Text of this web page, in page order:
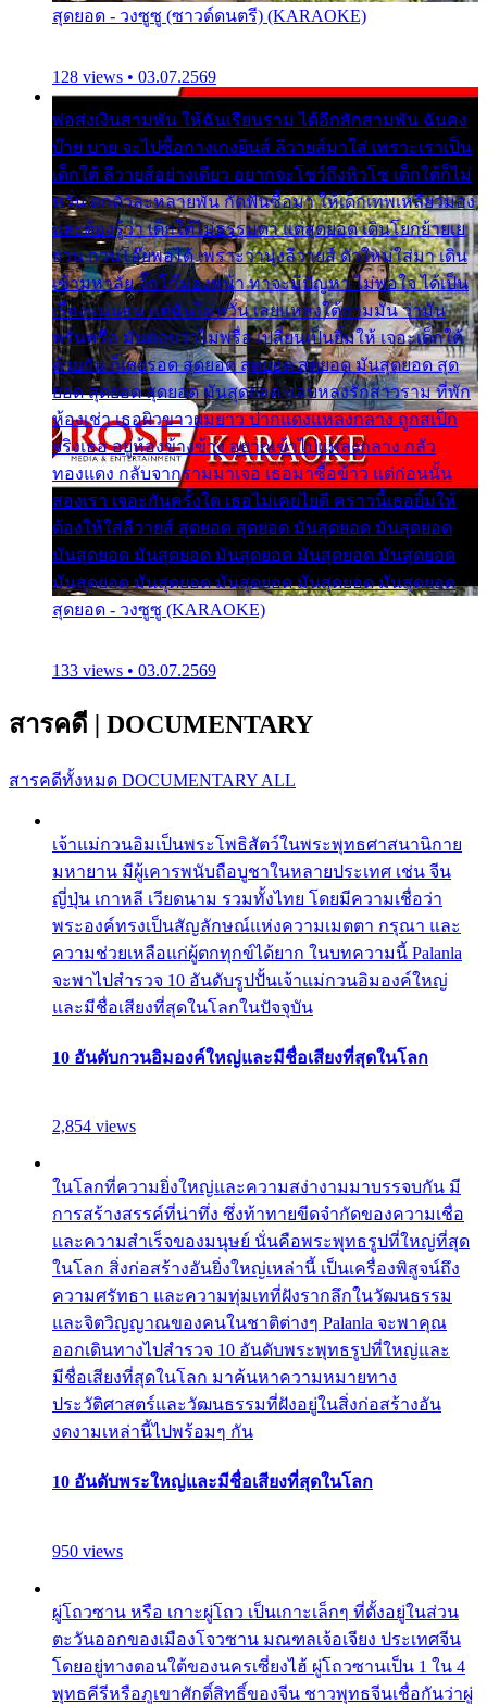
สุดยอด - วงซูซู (ซาวด์ดนตรี) (KARAOKE)
128 views • 03.07.2569
พ่อส่งเงินสามพัน ให้ฉันเรียนราม ได้อีกสักสามพัน ฉันคง
บ๊าย บาย จะไปซื้อกางเกงยีนส์ ลีวายส์มาใส่ เพราะเราเป็น
เด็กใต้ ลีวายส์อย่างเดียว อยากจะโชว์ถึงหิวโซ เด็กใต้ก็ไม่
หวั่น ตกตัวละหลายพัน กัดฟันซื้อมา ให้เด็กเทพเหลียวมอง
และต้องรู้ว่า เด็กใต้ไม่ธรรมดา แต่สุดยอด เดินโยกย้ายเย
ยวน กวนโอ๊ยพอได้ เพราะว่านุ่งลีวายส์ ตัวใหม่ใส่มา เดิน
เข้ามหาลัย จิ๊กโก๊มองหน้า ท่าจะมีปัญหา ไม่พอใจ ได้เป็น
เรื่องแน่นอน แต่ฉันไม่หวั่น เลยแหลงใต้ถามมัน ว่ามัน
พรั่นพรือ มันตอบว่าไม่พรื่อ เปลี่ยนเป็นยิ้มให้ เจอะเด็กใต้
ด้วยกัน ก็เลยรอด สุดยอด สุดยอด สุดยอด มันสุดยอด สุด
ยอด สุดยอด สุดยอด มันสุดยอด แอบหลงรักสาวราม ที่พัก
ห้องเช่า เธอผิวขาวผมยาว ปากแดงแหลงกลาง ถูกสเป็ก
จริงเธอ อยู่ห้องข้างข้าง อยากเข้าไปแหลงกลาง กลัว
ทองแดง กลับจากรามมาเจอ เธอมาซื้อข้าว แต่ก่อนนั้น
สองเรา เจอะกันครั้งใด เธอไม่เคยไยดี คราวนี้เธอยิ้มให้
ต้องให้ใส่ลีวายส์ สุดยอด สุดยอด มันสุดยอด มันสุดยอด
มันสุดยอด มันสุดยอด มันสุดยอด มันสุดยอด มันสุดยอด
มันสุดยอด มันสุดยอด มันสุดยอด มันสุดยอด มันสุดยอด
สุดยอด - วงซูซู (KARAOKE)
133 views • 03.07.2569
สารคดี | DOCUMENTARY
สารคดีทั้งหมด DOCUMENTARY ALL
เจ้าแม่กวนอิมเป็นพระโพธิสัตว์ในพระพุทธศาสนานิกาย
มหายาน มีผู้เคารพนับถือบูชาในหลายประเทศ เช่น จีน
ญี่ปุ่น เกาหลี เวียดนาม รวมทั้งไทย โดยมีความเชื่อว่า
พระองค์ทรงเป็นสัญลักษณ์แห่งความเมตตา กรุณา และ
ความช่วยเหลือแก่ผู้ตกทุกข์ได้ยาก ในบทความนี้ Palanla
จะพาไปสำรวจ 10 อันดับรูปปั้นเจ้าแม่กวนอิมองค์ใหญ่
และมีชื่อเสียงที่สุดในโลกในปัจจุบัน
10 อันดับกวนอิมองค์ใหญ่และมีชื่อเสียงที่สุดในโลก
2,854 views
ในโลกที่ความยิ่งใหญ่และความสง่างามมาบรรจบกัน มี
การสร้างสรรค์ที่น่าทึ่ง ซึ่งท้าทายขีดจำกัดของความเชื่อ
และความสำเร็จของมนุษย์ นั่นคือพระพุทธรูปที่ใหญ่ที่สุด
ในโลก สิ่งก่อสร้างอันยิ่งใหญ่เหล่านี้ เป็นเครื่องพิสูจน์ถึง
ความศรัทธา และความทุ่มเทที่ฝังรากลึกในวัฒนธรรม
และจิตวิญญาณของคนในชาติต่างๆ Palanla จะพาคุณ
ออกเดินทางไปสำรวจ 10 อันดับพระพุทธรูปที่ใหญ่และ
มีชื่อเสียงที่สุดในโลก มาค้นหาความหมายทาง
ประวัติศาสตร์และวัฒนธรรมที่ฝังอยู่ในสิ่งก่อสร้างอัน
งดงามเหล่านี้ไปพร้อมๆ กัน
10 อันดับพระใหญ่และมีชื่อเสียงที่สุดในโลก
950 views
ผู่โถวซาน หรือ เกาะผู่โถว เป็นเกาะเล็กๆ ที่ตั้งอยู่ในส่วน
ตะวันออกของเมืองโจวซาน มณฑลเจ้อเจียง ประเทศจีน
โดยอยู่ทางตอนใต้ของนครเซี่ยงไฮ้ ผู่โถวซานเป็น 1 ใน 4
พุทธคีรีหรือภูเขาศักดิ์สิทธิ์ของจีน ชาวพุทธจีนเชื่อกันว่าผู่